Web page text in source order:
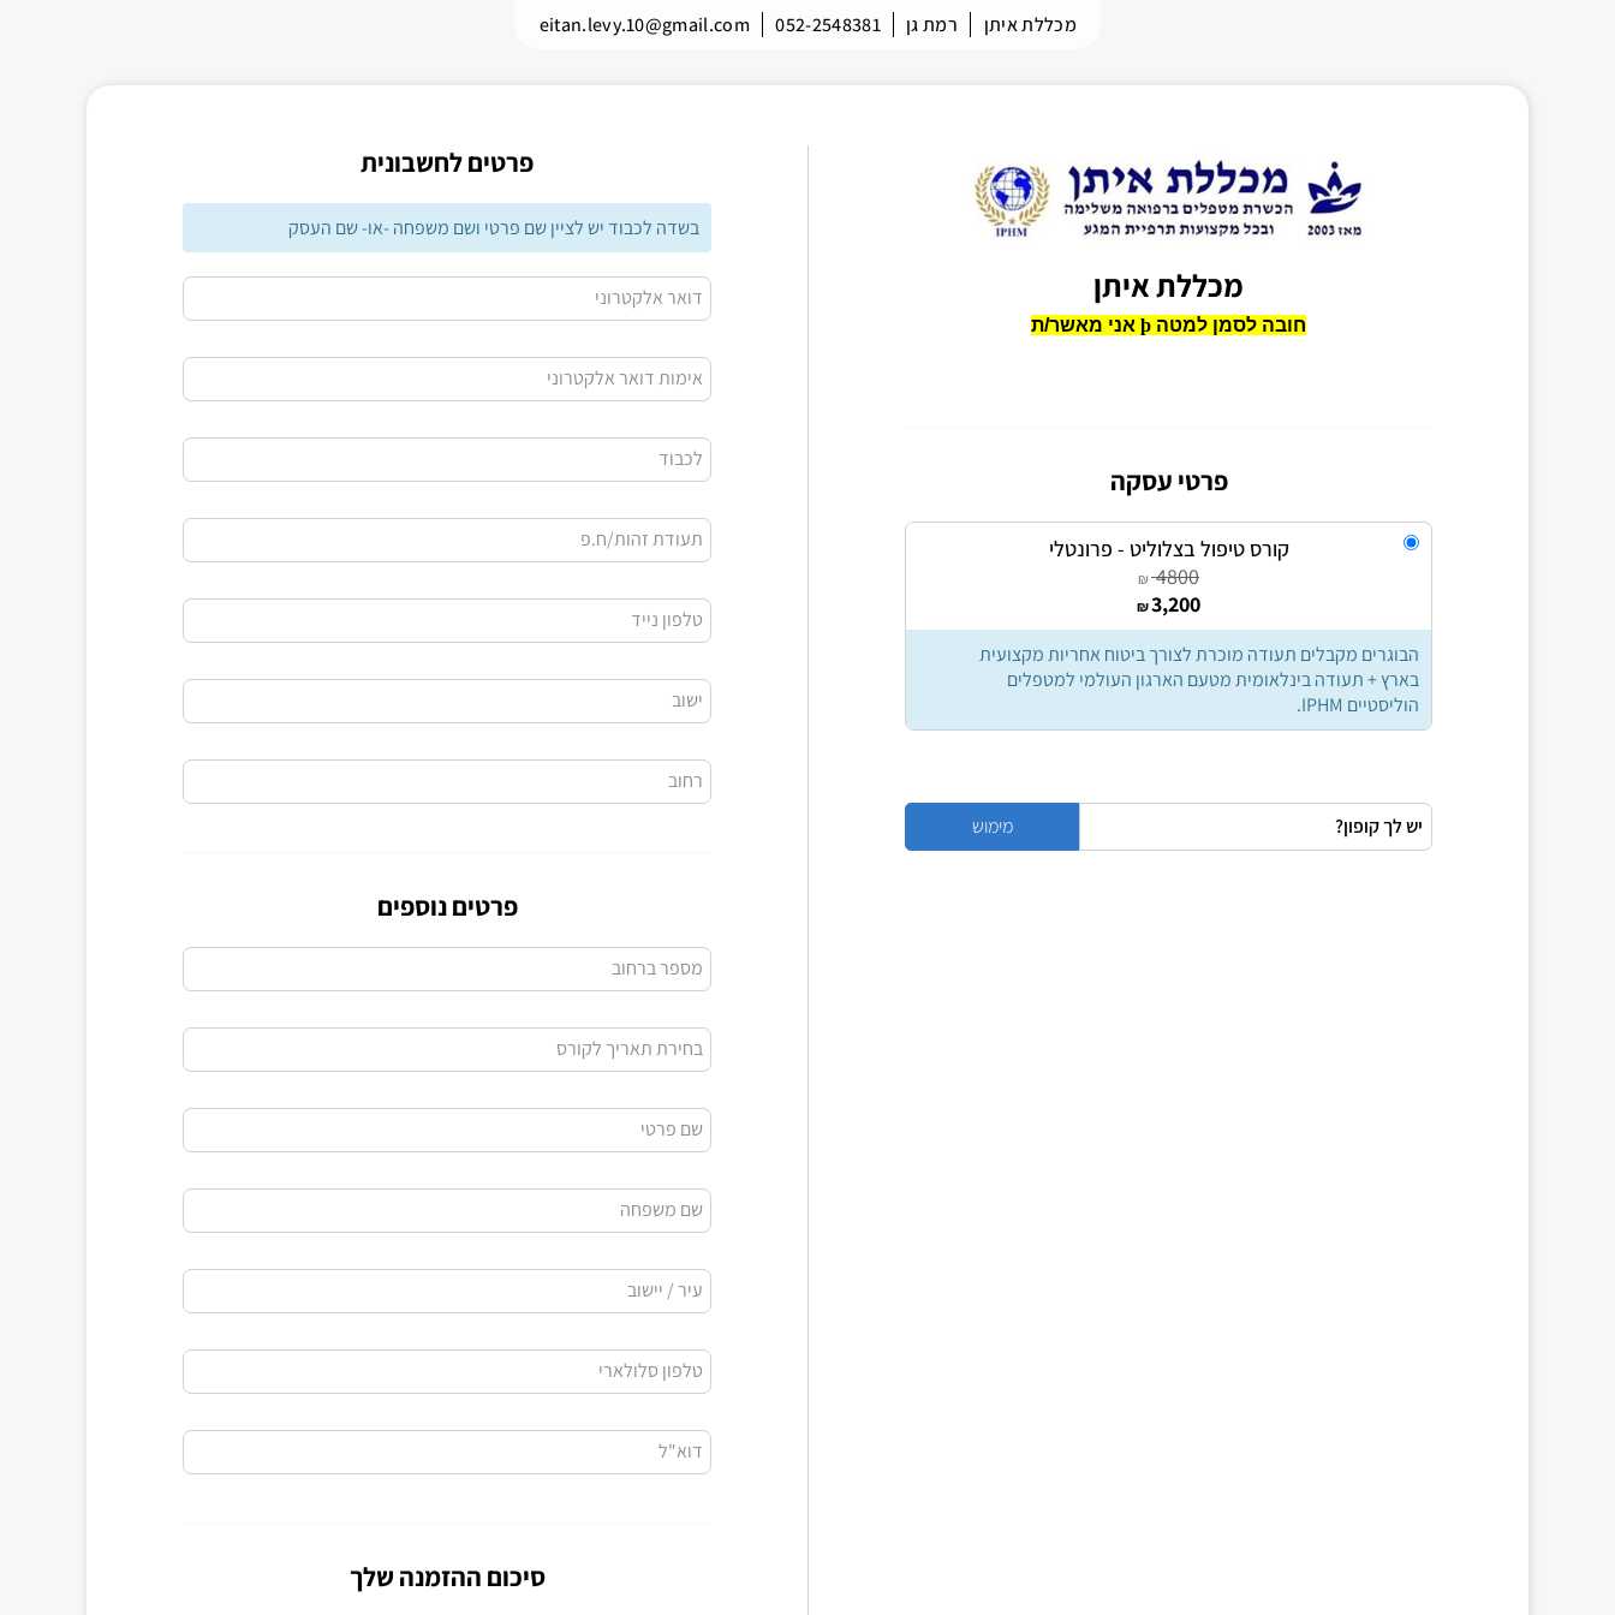
מכללת איתן רמת גן 052-2548381
eitan.levy.10@gmail.com
מכללת איתן
פרטי עסקה
קורס טיפול בצלוליט - פרונטלי
4800
₪
3,200
₪
הבוגרים מקבלים תעודה מוכרת לצורך ביטוח אחריות מקצועית
בארץ + תעודה בינלאומית מטעם הארגון העולמי למטפלים
הוליסטיים IPHM.
פרטים לחשבונית
בשדה לכבוד יש לציין שם פרטי ושם משפחה -או- שם העסק
דואר אלקטרוני
אימות דואר אלקטרוני
לכבוד
תעודת זהות/ח.פ
טלפון נייד
ישוב
רחוב
פרטים נוספים
מספר ברחוב
בחירת תאריך לקורס
שם פרטי
שם משפחה
עיר / יישוב
טלפון סלולארי
דוא"ל
סיכום ההזמנה שלך